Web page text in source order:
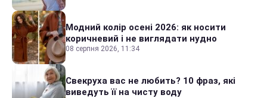
Модний колір осені 2026: як носити
коричневий і не виглядати нудно
08 серпня 2026, 11:34
Свекруха вас не любить? 10 фраз, які
виведуть її на чисту воду